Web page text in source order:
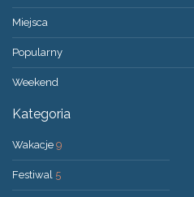
Miejsca
Popularny
Weekend
Kategoria
Wakacje 9
Festiwal 5